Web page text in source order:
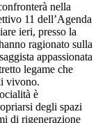
nella
11 dell’Agenda
ieri, presso la
ragionato sulla
appassionata
legame che
vivono.
è
degli spazi
di rigenerazione